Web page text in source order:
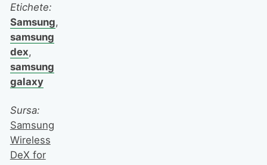
Etichete:
Samsung,
samsung
dex,
samsung
galaxy
Sursa:
Samsung
Wireless
DeX for